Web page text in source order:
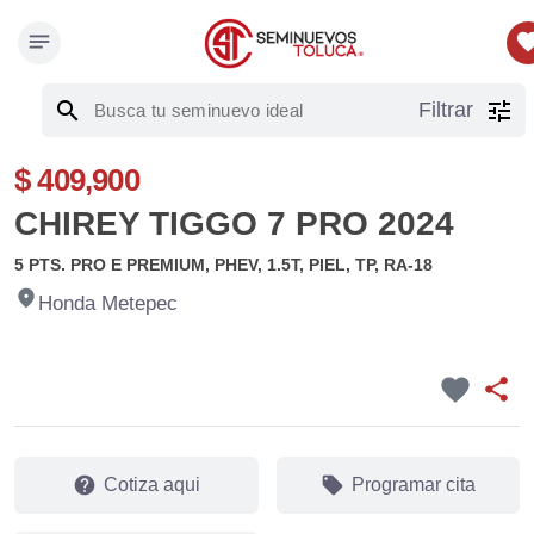
notes
search Filtrar tune
$ 409,900
CHIREY TIGGO 7 PRO 2024
5 PTS. PRO E PREMIUM, PHEV, 1.5T, PIEL, TP, RA-18
fmd_good Honda Metepec
favorite share
help Cotiza aqui local_offer Programar cita